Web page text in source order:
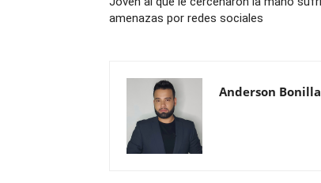
amenazas por redes sociales
Anderson